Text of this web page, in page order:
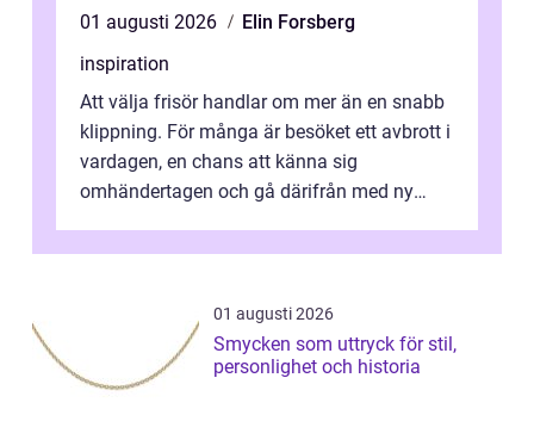
01 augusti 2026
Elin Forsberg
inspiration
Att välja frisör handlar om mer än en snabb
klippning. För många är besöket ett avbrott i
vardagen, en chans att känna sig
omhändertagen och gå därifrån med ny
01 augusti 2026
Smycken som uttryck för stil,
personlighet och historia